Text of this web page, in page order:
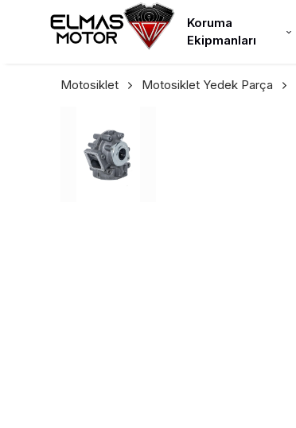
Koruma
Ekipmanları
Motosiklet Motosiklet Yedek Parça